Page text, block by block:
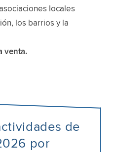
locales
los barrios y la
venta.
de
por